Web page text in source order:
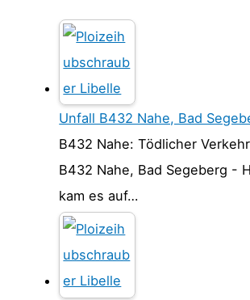
Unfall B432 Nahe, Bad
B432 Nahe: Tödlicher
B432 Nahe, Bad Segeberg -
kam es auf…